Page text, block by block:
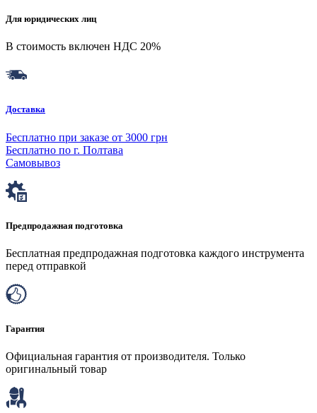
Для юридических лиц
В стоимость включен НДС 20%
Доставка
Бесплатно при заказе от 3000 грн
Бесплатно по г. Полтава
Самовывоз
Предпродажная подготовка
Бесплатная предпродажная подготовка каждого инструмента
перед отправкой
Гарантия
Официальная гарантия от производителя. Только
оригинальный товар